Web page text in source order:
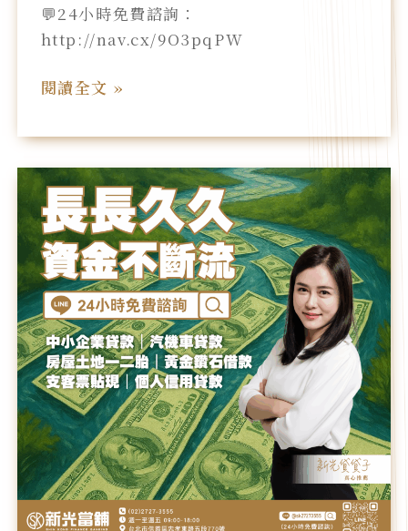
💬24小時免費諮詢：
http://nav.cx/9O3pqPW
閱讀全文 »
讓
我
們
陪
您
~
走
得
更
遠、
更
穩
✨